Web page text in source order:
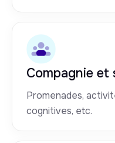
Compagnie et
Promenades,
cognitives, etc.